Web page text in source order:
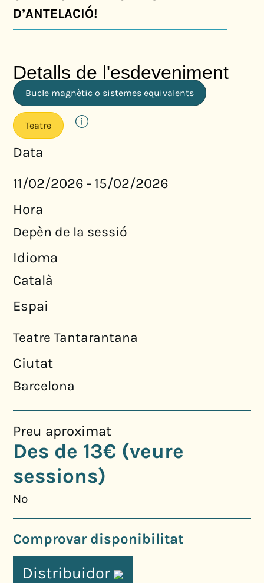
D’ANTELACIÓ!
Detalls de l'esdeveniment
Bucle magnètic o sistemes equivalents
Teatre
Data
11/02/2026 - 15/02/2026
Hora
Depèn de la sessió
Idioma
Català
Espai
Teatre Tantarantana
Ciutat
Barcelona
Preu aproximat
Des de 13€ (veure
sessions)
No
Comprovar disponibilitat
Distribuidor